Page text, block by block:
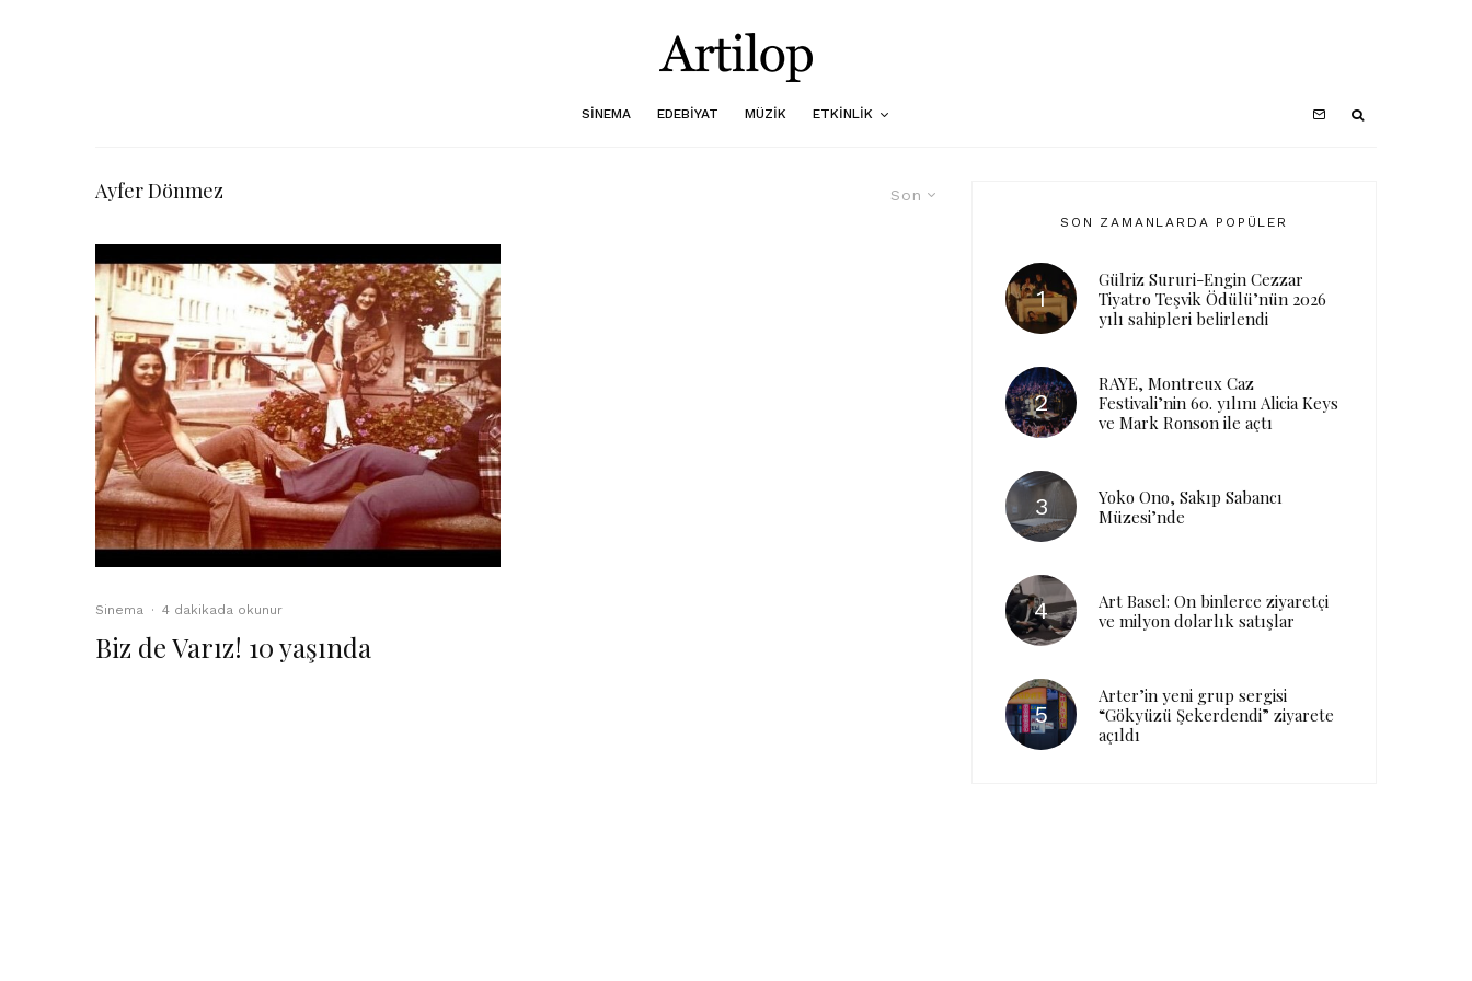
SINEMA EDEBIYAT MÜZIK ETKINLIK
Son
Ayfer Dönmez
Sinema · 4 dakikada okunur
Biz de Varız! 10 yaşında
SON ZAMANLARDA POPÜLER
Gülriz Sururi-Engin Cezzar
Tiyatro Teşvik Ödülü’nün 2026
yılı sahipleri belirlendi
RAYE, Montreux Caz
Festivali’nin 60. yılını Alicia Keys
ve Mark Ronson ile açtı
Yoko Ono, Sakıp Sabancı
Müzesi’nde
Art Basel: On binlerce ziyaretçi
ve milyon dolarlık satışlar
Arter’in yeni grup sergisi
“Gökyüzü Şekerdendi” ziyarete
açıldı